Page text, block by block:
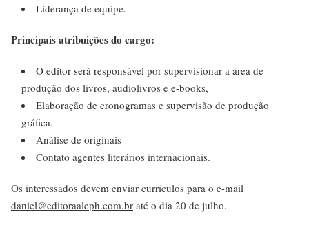
Liderança de equipe.
Principais atribuições do cargo:
O editor será responsável por supervisionar a área de
produção dos livros, audiolivros e e-books,
Elaboração de cronogramas e supervisão de produção
gráfica.
Análise de originais
Contato agentes literários internacionais.
Os interessados devem enviar currículos para o e-mail
daniel@editoraaleph.com.br até o dia 20 de julho.